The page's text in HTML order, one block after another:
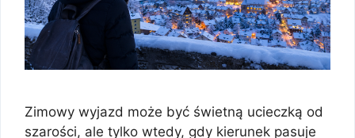
Zimowy wyjazd może być świetną ucieczką od
szarości, ale tylko wtedy, gdy kierunek pasuje